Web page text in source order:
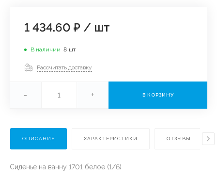
1 434.60 ₽ / шт
В наличии 8 шт
Рассчитать доставку
- + В КОРЗИНУ
ОПИСАНИЕ ХАРАКТЕРИСТИКИ ОТЗЫВЫ
Сиденье на ванну 1701 белое (1/6)